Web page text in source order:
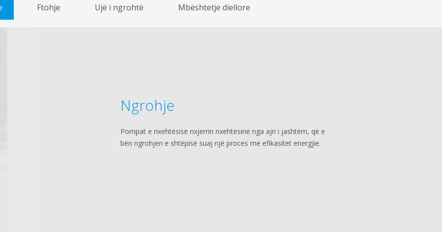
Ftohje Ujë i ngrohtë Mbështetje diellore
Ngrohje
Pompat e nxehtësisë nxjerrin nxehtësinë nga ajri i jashtëm, që e
bën ngrohjen e shtëpisë suaj një proces me efikasitet energjie.